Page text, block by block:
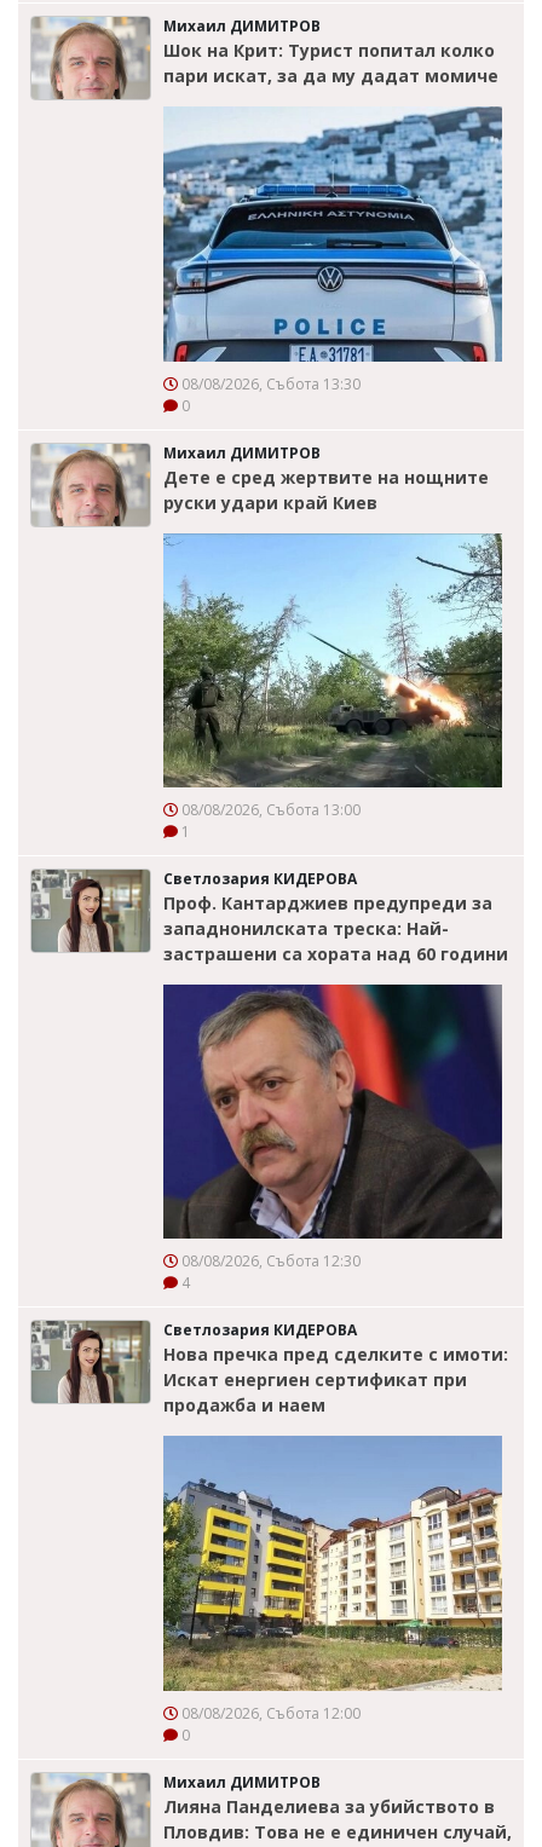
Михаил ДИМИТРОВ
Шок на Крит: Турист попитал колко
пари искат, за да му дадат момиче
08/08/2026, Събота 13:30
0
Михаил ДИМИТРОВ
Дете е сред жертвите на нощните
руски удари край Киев
08/08/2026, Събота 13:00
1
Светлозария КИДЕРОВА
Проф. Кантарджиев предупреди за
западнонилската треска: Най-
застрашени са хората над 60 години
08/08/2026, Събота 12:30
4
Светлозария КИДЕРОВА
Нова пречка пред сделките с имоти:
Искат енергиен сертификат при
продажба и наем
08/08/2026, Събота 12:00
0
Михаил ДИМИТРОВ
Лияна Панделиева за убийството в
Пловдив: Това не е единичен случай,